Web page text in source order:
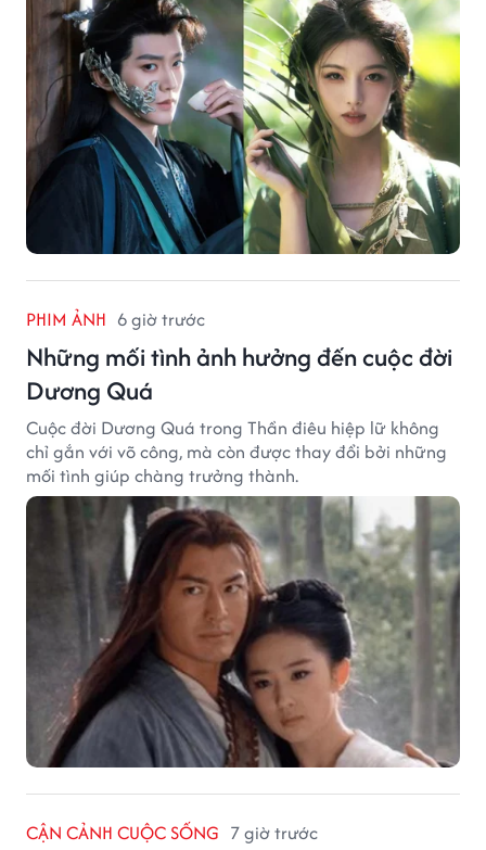
PHIM ẢNH 6 giờ trước
Những mối tình ảnh hưởng đến cuộc đời
Dương Quá
Cuộc đời Dương Quá trong Thần điêu hiệp lữ không
chỉ gắn với võ công, mà còn được thay đổi bởi những
mối tình giúp chàng trưởng thành.
CẬN CẢNH CUỘC SỐNG 7 giờ trước